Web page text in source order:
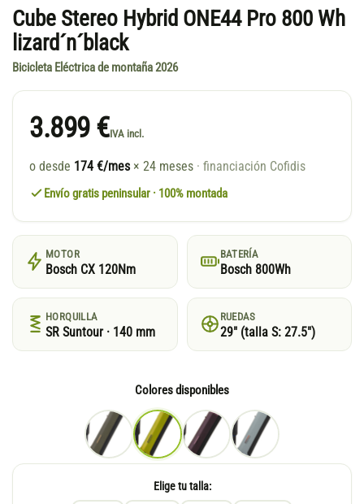
Cube Stereo Hybrid ONE44 Pro 800 Wh
lizard´n´black
Bicicleta Eléctrica de montaña 2026
3.899 €IVA incl.
o desde 174 €/mes × 24 meses · financiación Cofidis
Envío gratis peninsular · 100% montada
MOTOR
Bosch CX 120Nm
BATERÍA
Bosch 800Wh
HORQUILLA
SR Suntour · 140 mm
RUEDAS
29″ (talla S: 27.5″)
Colores disponibles
Elige tu talla: